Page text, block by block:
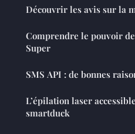
Découvrir les avis sur la
Comprendre le pouvoir
Super
SMS API : de bonnes
L’épilation laser
smartduck